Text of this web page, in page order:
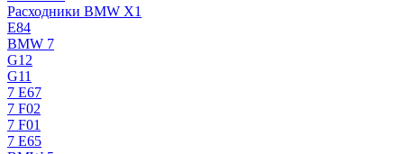
Расходники BMW X1
E84
BMW 7
G12
G11
7 Е67
7 F02
7 F01
7 E65